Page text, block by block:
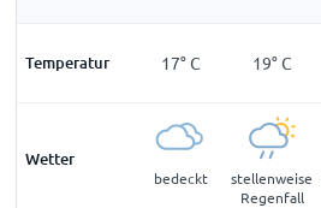
Temperatur
15°C 17°C 19°C
Wetter
bedeckt
stellenweise
Regenfall